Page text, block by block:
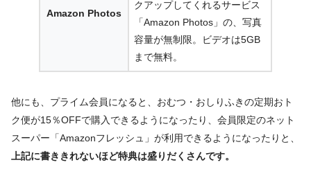
Amazon Photos
クアップしてくれるサービス
「Amazon Photos」の、写真
容量が無制限。ビデオは5GB
まで無料。
他にも、プライム会員になると、おむつ・おしりふきの定期おト
ク便が15％OFFで購入できるようになったり、会員限定のネット
スーパー「Amazonフレッシュ」が利用できるようになったりと、
上記に書ききれないほど特典は盛りだくさんです。